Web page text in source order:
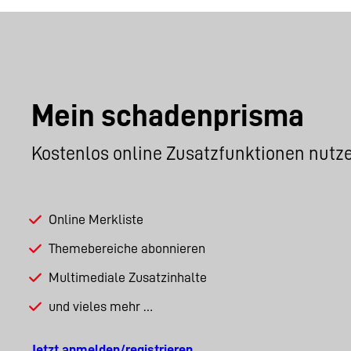
Mein schadenprisma
Kostenlos online Zusatzfunktionen
Online Merkliste
Themebereiche abonnieren
Multimediale Zusatzinhalte
und vieles mehr …